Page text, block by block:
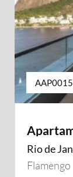
AAP0015
Rio de
Flamengo